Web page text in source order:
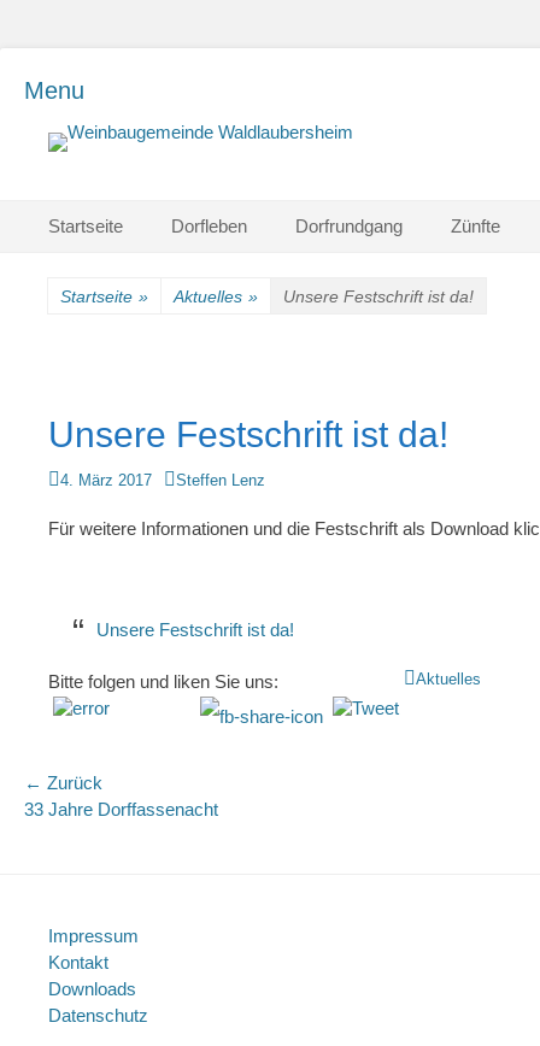
Menu
Weinbaugemeinde
Waldlaubersheim
Einfach schön leben
Primärmenu
zum
Startseite Dorfleben Dorfrundgang Zünfte
Startseite » Aktuelles » Unsere Festschrift ist da!
Unsere Festschrift ist da!
Veröffentlicht
4. März 2017 Autor
Steffen Lenz
Für weitere Informationen und die Festschrift als Download
Unsere Festschrift ist da!
Bitte folgen und liken Sie uns: Kategorien
Aktuelles
Beitragsnavigation
← Zurück
Vorhergehender
33 Jahre Dorffassenacht
Impressum
Kontakt
Downloads
Datenschutz